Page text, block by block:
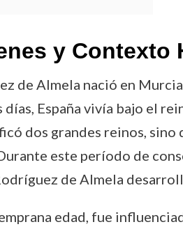
y Contexto
de Almela nació en
días, España vivía bajo el
dos grandes reinos,
este período de
de Almela
edad, fue